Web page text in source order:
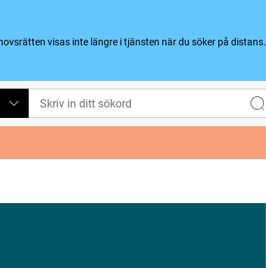
visas inte längre i tjänsten när du söker på distans.